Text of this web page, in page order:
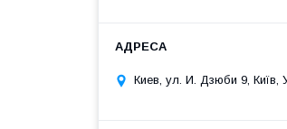
Киев, ул. И. Дзюби 9, Київ,